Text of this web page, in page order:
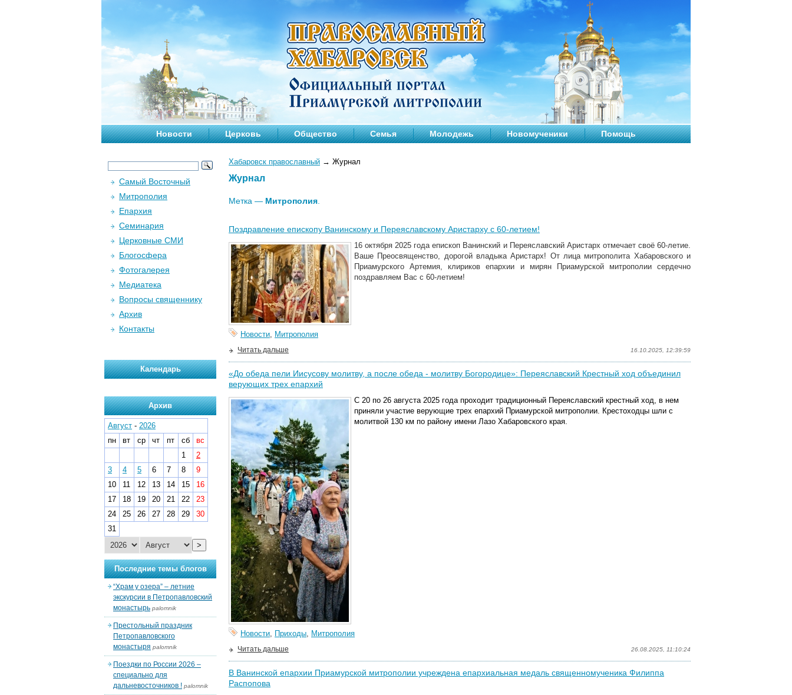
Новости Церковь Общество Семья Молодежь Новомученики Помощь
Хабаровск православный → Журнал
Журнал
Метка — Митрополия
Поздравление епископу Ванинскому и Переяславскому Аристарху с 60-летием!
16 октября 2025 года епископ Ванинский и Переяславский Аристарх отмечает своё 60-летие.
Ваше Преосвященство, дорогой владыка Аристарх! От лица митрополита Хабаровского и
Приамурского Артемия, клириков епархии и мирян Приамурской митрополии сердечно
поздравляем Вас с 60-летием!
Новости, Митрополия
16.10.2025, 12:39:59
Читать дальше
«До обеда пели Иисусову молитву, а после обеда - молитву Богородице»: Переяславский Крестный ход объединил
верующих трех епархий
С 20 по 26 августа 2025 года проходит традиционный Переяславский крестный ход, в нем
приняли участие верующие трех епархий Приамурской митрополии. Крестоходцы шли с
молитвой 130 км по району имени Лазо Хабаровского края.
Новости, Приходы, Митрополия
26.08.2025, 11:10:24
Читать дальше
В Ванинской епархии Приамурской митрополии учреждена епархиальная медаль священномученика Филиппа
Распопова
Самый Восточный
Митрополия
Епархия
Семинария
Церковные СМИ
Блогосфера
Фотогалерея
Медиатека
Вопросы священнику
Архив
Контакты
Календарь
Архив
Август - 2026
пн
вт ср чт пт сб
вс
1
2
3
4 5 6 7 8
9
10
11 12 13 14 15
16
17
18 19 20 21 22
23
24
25 26 27 28 29
30
31
>
Последние темы блогов
“Храм у озера” – летние
экскурсии в Петропавловский
монастырь palomnik
Престольный праздник
Петропавловского
монастыря palomnik
Поездки по России 2026 –
специально для
дальневосточников ! palomnik